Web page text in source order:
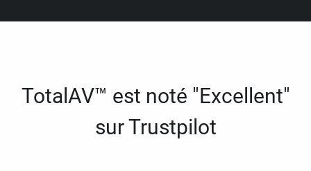
TotalAV™ est noté "Excellent"
sur Trustpilot